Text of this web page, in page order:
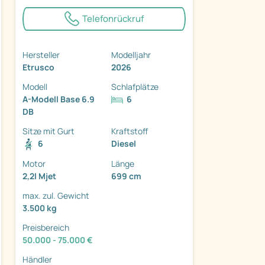
Telefonrückruf
Hersteller
Etrusco
Modelljahr
2026
Modell
A-Modell Base 6.9
DB
Schlafplätze
6
Sitze mit Gurt
6
Kraftstoff
Diesel
Motor
2,2l Mjet
Länge
699 cm
max. zul. Gewicht
3.500 kg
Preisbereich
50.000 - 75.000 €
Händler